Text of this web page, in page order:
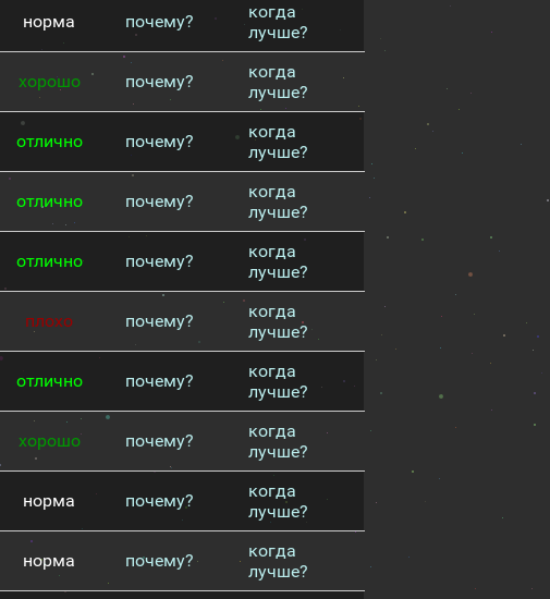
норма почему?
когда
лучше?
хорошо почему?
когда
лучше?
отлично почему?
когда
лучше?
отлично почему?
когда
лучше?
отлично почему?
когда
лучше?
плохо почему?
когда
лучше?
отлично почему?
когда
лучше?
хорошо почему?
когда
лучше?
норма почему?
когда
лучше?
норма почему?
когда
лучше?